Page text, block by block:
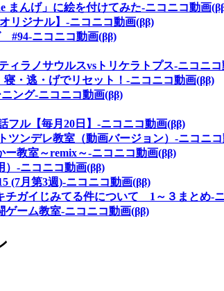
まんげ」に絵を付けてみた‐ニコニコ動画
リジナル】‐ニコニコ動画(ββ)
ニコニコ動画(ββ)
ィラノサウルスvsトリケラトプス‐ニコニコ
・逃・げでリセット！‐ニコニコ動画(ββ)
ング‐ニコニコ動画(ββ)
フル【毎月20日】‐ニコニコ動画(ββ)
ンデレ教室（動画バージョン）‐ニコニコ
教室～remix～‐ニコニコ動画(ββ)
‐ニコニコ動画(ββ)
(7月第3週)‐ニコニコ動画(ββ)
チガイじみてる件について 1～３まとめ‐
ーム教室‐ニコニコ動画(ββ)